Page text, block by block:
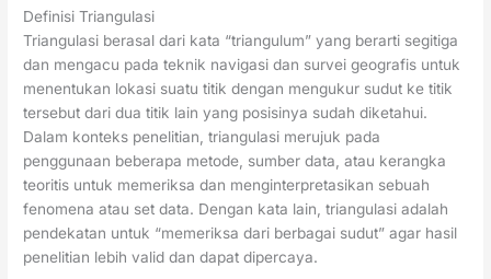
Definisi Triangulasi
Triangulasi berasal dari kata “triangulum” yang berarti segitiga
dan mengacu pada teknik navigasi dan survei geografis untuk
menentukan lokasi suatu titik dengan mengukur sudut ke titik
tersebut dari dua titik lain yang posisinya sudah diketahui.
Dalam konteks penelitian, triangulasi merujuk pada
penggunaan beberapa metode, sumber data, atau kerangka
teoritis untuk memeriksa dan menginterpretasikan sebuah
fenomena atau set data. Dengan kata lain, triangulasi adalah
pendekatan untuk “memeriksa dari berbagai sudut” agar hasil
penelitian lebih valid dan dapat dipercaya.